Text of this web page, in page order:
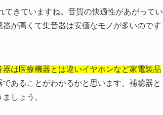
きていますね。音質の快適性があがってい
が高くて集音器は安価なモノが多いのです
器は医療機器とは違いイヤホンなど家電製品
あることがわかるかと思います。補聴器と
しょう。